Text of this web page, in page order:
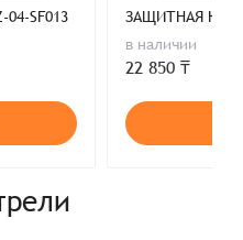
КРЫШКА TTZ-04-SF013
в наличии
22 850 ₸